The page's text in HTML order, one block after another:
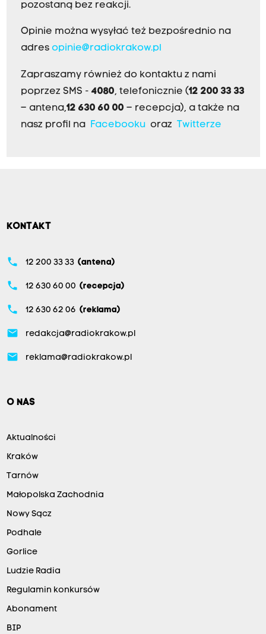
pozostaną bez reakcji.
Opinie można wysyłać też bezpośrednio na
adres opinie@radiokrakow.pl
Zapraszamy również do kontaktu z nami
poprzez SMS - 4080, telefonicznie (12 200 33 33
– antena,12 630 60 00 – recepcja), a także na
nasz profil na
Facebookuoraz Twitterze
KONTAKT
phone 12 200 33 33 (antena)
phone 12 630 60 00 (recepcja)
phone 12 630 62 06 (reklama)
email redakcja@radiokrakow.pl
email reklama@radiokrakow.pl
O NAS
Aktualności
Kraków
Tarnów
Małopolska Zachodnia
Nowy Sącz
Podhale
Gorlice
Ludzie Radia
Regulamin konkursów
Abonament
BIP